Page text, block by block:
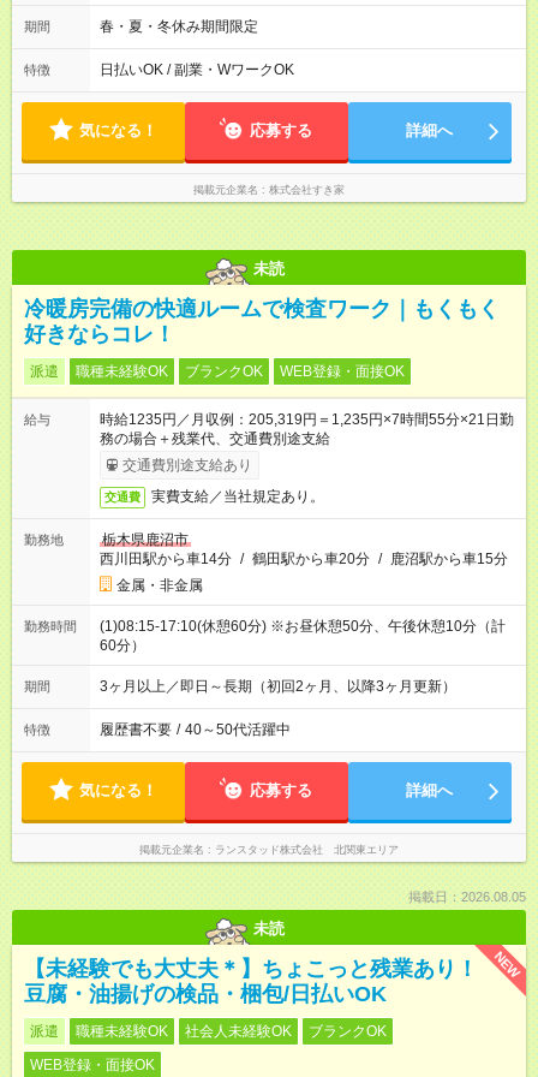
週2日～・1日2h～OK◎ ※22:00から翌5:00までは18歳以上の方
のみ勤務可能です（18歳未満の深夜業務禁止のため） ★深夜で
す。 必ず、2名以上での勤務を行いますので、安心して働けま
す。
期間 春・夏・冬休み期間限定
特徴 日払いOK / 副業・WワークOK
気になる！ 応募する 詳細へ
掲載元企業名 株式会社すき家
未読
冷暖房完備の快適ルームで検査ワーク｜もくもく
好きならコレ！
派遣 職種未経験OK ブランクOK WEB登録・面接OK
給与
時給1235円／月収例：205,319円＝1,235円×7時間55分×21日勤
務の場合＋残業代、交通費別途支給
交通費別途支給あり
交通費 実費支給／当社規定あり。
勤務地
栃木県鹿沼市
西川田駅から車14分 / 鶴田駅から車20分 / 鹿沼駅から車15分
金属・非金属
勤務時間
(1)08:15-17:10(休憩60分) ※お昼休憩50分、午後休憩10分（計
60分）
期間 3ヶ月以上／即日～長期（初回2ヶ月、以降3ヶ月更新）
特徴 履歴書不要 / 40～50代活躍中
気になる！ 応募する 詳細へ
掲載元企業名 ランスタッド株式会社 北関東エリア
掲載日：2026.08.05
未読
NEW
【未経験でも大丈夫＊】ちょこっと残業あり！
豆腐・油揚げの検品・梱包/日払いOK
派遣 職種未経験OK 社会人未経験OK
ブランクOK
WEB登録・面接OK